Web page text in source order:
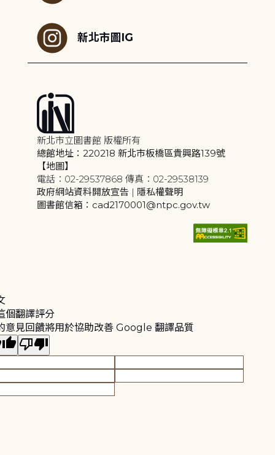
新北市圖IG
新北市立圖書館 版權所有
總館地址：220218 新北市板橋區貴興路139號
【地圖】
電話：02-29537868 傳真：02-29538139
政府網站資料開放宣告 | 隱私權聲明
圖書館信箱：cad2170001@ntpc.gov.tw
個翻譯評分
意見回饋將用於協助改善 Google 翻譯品質